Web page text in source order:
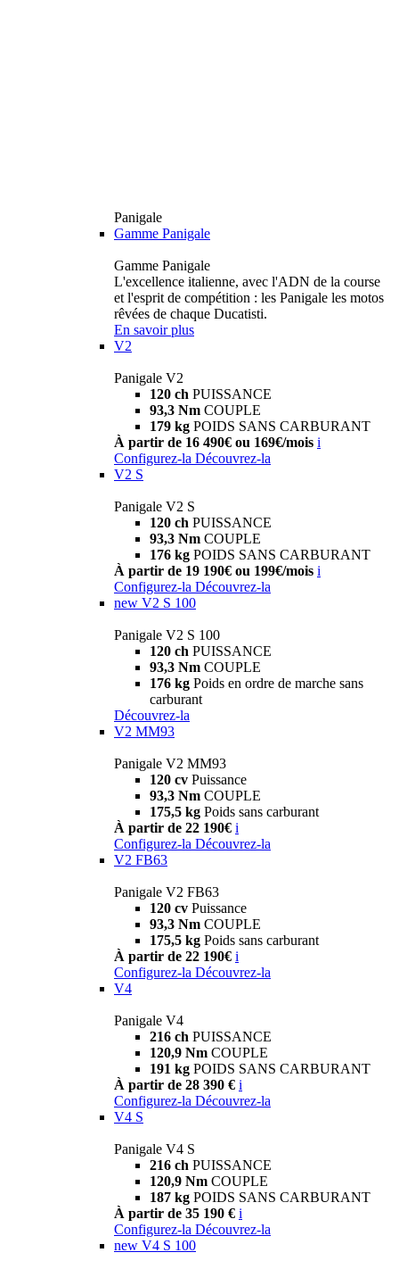
Panigale
Gamme Panigale
Gamme Panigale
L'excellence italienne, avec l'ADN de la course
et l'esprit de compétition : les Panigale les motos
rêvées de chaque Ducatisti.
En savoir plus
V2
Panigale V2
120 ch PUISSANCE
93,3 Nm COUPLE
179 kg POIDS SANS CARBURANT
À partir de 16 490€ ou 169€/mois i
Configurez-la Découvrez-la
V2 S
Panigale V2 S
120 ch PUISSANCE
93,3 Nm COUPLE
176 kg POIDS SANS CARBURANT
À partir de 19 190€ ou 199€/mois i
Configurez-la Découvrez-la
new V2 S 100
Panigale V2 S 100
120 ch PUISSANCE
93,3 Nm COUPLE
176 kg Poids en ordre de marche sans
carburant
Découvrez-la
V2 MM93
Panigale V2 MM93
120 cv Puissance
93,3 Nm COUPLE
175,5 kg Poids sans carburant
À partir de 22 190€ i
Configurez-la Découvrez-la
V2 FB63
Panigale V2 FB63
120 cv Puissance
93,3 Nm COUPLE
175,5 kg Poids sans carburant
À partir de 22 190€ i
Configurez-la Découvrez-la
V4
Panigale V4
216 ch PUISSANCE
120,9 Nm COUPLE
191 kg POIDS SANS CARBURANT
À partir de 28 390 € i
Configurez-la Découvrez-la
V4 S
Panigale V4 S
216 ch PUISSANCE
120,9 Nm COUPLE
187 kg POIDS SANS CARBURANT
À partir de 35 190 € i
Configurez-la Découvrez-la
new V4 S 100